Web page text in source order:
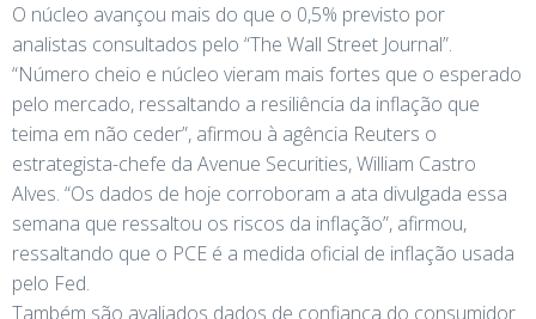
O núcleo avançou mais do que o 0,5% previsto por
analistas consultados pelo “The Wall Street Journal”.
“Número cheio e núcleo vieram mais fortes que o esperado
pelo mercado, ressaltando a resiliência da inflação que
teima em não ceder”, afirmou à agência Reuters o
estrategista-chefe da Avenue Securities, William Castro
Alves. “Os dados de hoje corroboram a ata divulgada essa
semana que ressaltou os riscos da inflação”, afirmou,
ressaltando que o PCE é a medida oficial de inflação usada
pelo Fed.
Também são avaliados dados de confiança do consumidor